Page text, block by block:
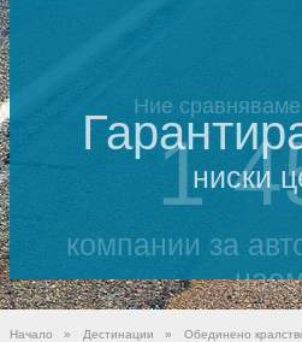
Ние
1
компании за
ниски
Начало » Дестинации » Обединено